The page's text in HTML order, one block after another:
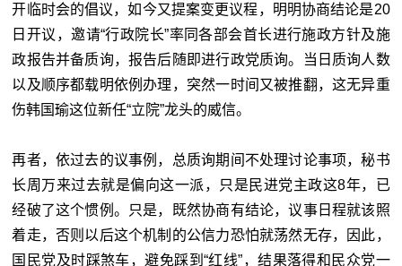
开临时会的倡议，如今又提案变更议程，明明协商结论是20
日开议，邀请“行政院长”率同各部会首长进行施政方针及施
政报告并备质询，报告后随即进行政党质询。当日质询人数
以及顺序都载明依例办理，突然一时间又被推翻，这无异重
伤韩国瑜这位新任“立院”龙头的威信。
再者，依过去的议事例，总质询期间不处理讨论事项，秘书
长周万来过去就是偏向这一派，只是民进党主政这8年，已
经破了这个惯例。只是，既然协商有结论，议事日程就该照
着走，否则以后这个机制的公信力恐怕就荡然无存，因此，
国民党及时踩煞车，避免踩到“红线”，结果落得和民众党一